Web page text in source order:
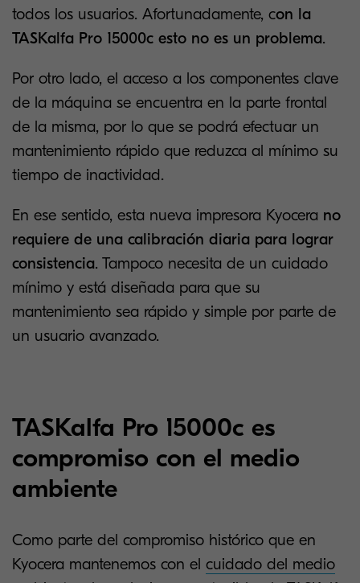
todos los usuarios. Afortunadamente, con la
TASKalfa Pro 15000c esto no es un problema.
Por otro lado, el acceso a los componentes clave
de la máquina se encuentra en la parte frontal
de la misma, por lo que se podrá efectuar un
mantenimiento rápido que reduzca al mínimo su
tiempo de inactividad.
En ese sentido, esta nueva impresora Kyocera no
requiere de una calibración diaria para lograr
consistencia. Tampoco necesita de un cuidado
mínimo y está diseñada para que su
mantenimiento sea rápido y simple por parte de
un usuario avanzado.
TASKalfa Pro 15000c es
compromiso con el medio
ambiente
Como parte del compromiso histórico que en
Kyocera mantenemos con el cuidado del medio